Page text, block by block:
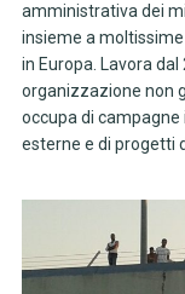
amministrativa dei
insieme a
in Europa. Lavora
organizzazione non
occupa di
esterne e di progetti